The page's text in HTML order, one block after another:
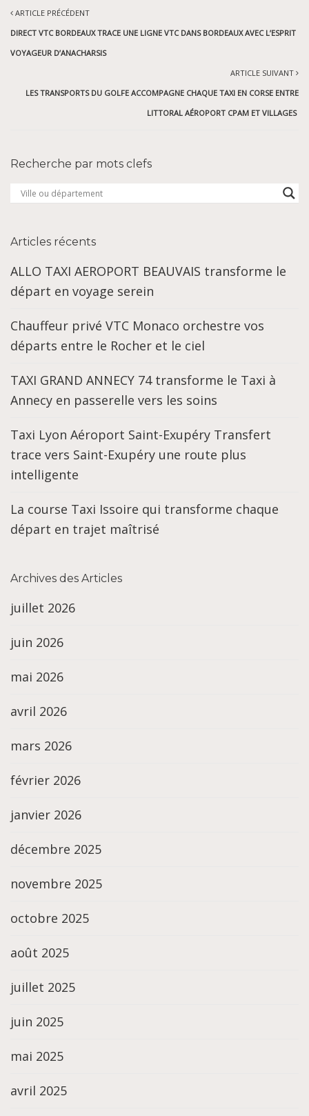
ARTICLE PRÉCÉDENT
DIRECT VTC BORDEAUX TRACE UNE LIGNE VTC DANS BORDEAUX AVEC L’ESPRIT
VOYAGEUR D’ANACHARSIS
ARTICLE SUIVANT
LES TRANSPORTS DU GOLFE ACCOMPAGNE CHAQUE TAXI EN CORSE ENTRE
LITTORAL AÉROPORT CPAM ET VILLAGES
Recherche par mots clefs
Articles récents
ALLO TAXI AEROPORT BEAUVAIS transforme le
départ en voyage serein
Chauffeur privé VTC Monaco orchestre vos
départs entre le Rocher et le ciel
TAXI GRAND ANNECY 74 transforme le Taxi à
Annecy en passerelle vers les soins
Taxi Lyon Aéroport Saint-Exupéry Transfert
trace vers Saint-Exupéry une route plus
intelligente
La course Taxi Issoire qui transforme chaque
départ en trajet maîtrisé
Archives des Articles
juillet 2026
juin 2026
mai 2026
avril 2026
mars 2026
février 2026
janvier 2026
décembre 2025
novembre 2025
octobre 2025
août 2025
juillet 2025
juin 2025
mai 2025
avril 2025